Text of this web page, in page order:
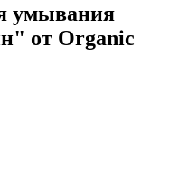
умывания
от Organic